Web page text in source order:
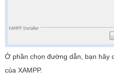
Ở phần chọn đường dẫn, bạn hãy
của XAMPP.